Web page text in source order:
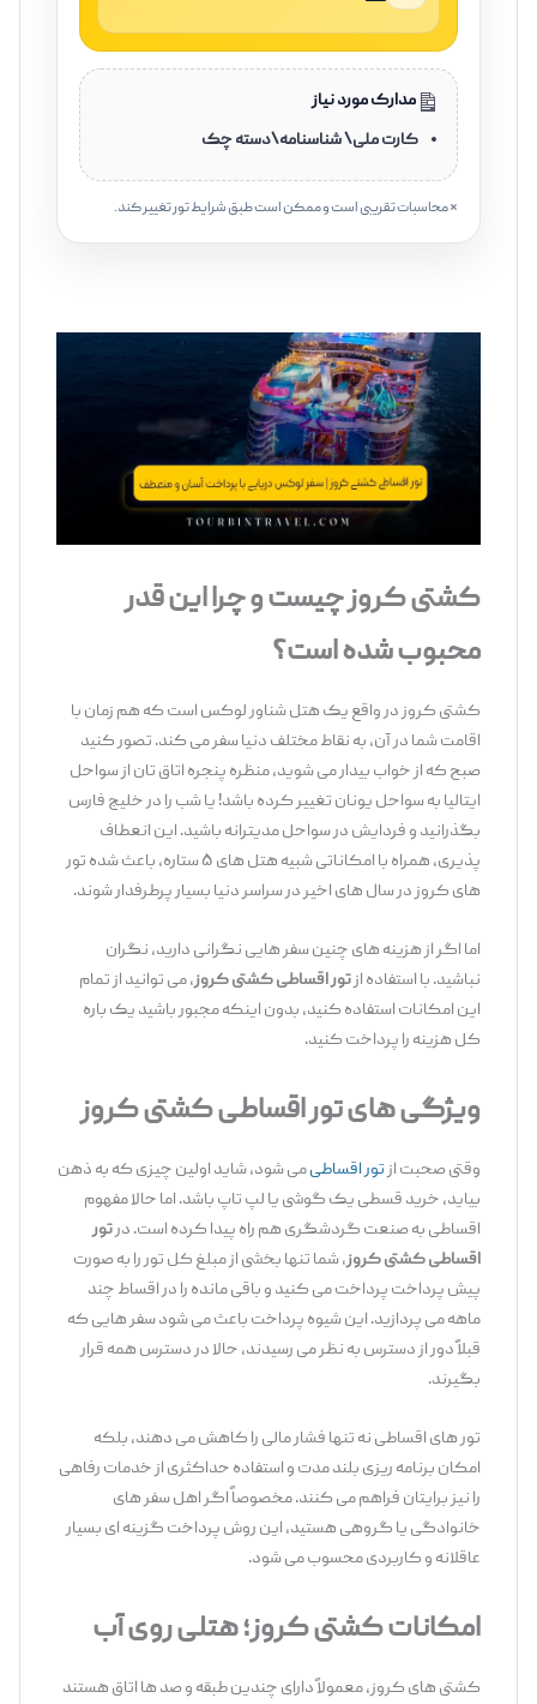
مدارک مورد نیاز
کارت ملی\ شناسنامه\دسته چک
* محاسبات تقریبی است و ممکن است طبق شرایط تور تغییر کند.
کشتی کروز چیست و چرا این‌ قدر
محبوب شده است؟
کشتی کروز در واقع یک هتل شناور لوکس است که هم ‌زمان با
اقامت شما در آن، به نقاط مختلف دنیا سفر می ‌کند. تصور کنید
صبح که از خواب بیدار می‌ شوید، منظره پنجره ‌اتاق ‌تان از سواحل
ایتالیا به سواحل یونان تغییر کرده باشد! یا شب را در خلیج ‌فارس
بگذرانید و فردایش در سواحل مدیترانه باشید. این انعطاف
‌پذیری، همراه با امکاناتی شبیه هتل ‌های ۵ ستاره، باعث شده تور
های کروز در سال‌ های اخیر در سراسر دنیا بسیار پرطرفدار شوند.
اما اگر از هزینه ‌های چنین سفر هایی نگرانی دارید، نگران
نباشید. با استفاده ازتور اقساطی کشتی کروز، می ‌توانید از تمام
این امکانات استفاده کنید، بدون اینکه مجبور باشید یک ‌باره
کل هزینه را پرداخت کنید.
ویژگی های تور اقساطی کشتی کروز
وقتی صحبت ازتور اقساطیمی‌ شود، شاید اولین چیزی که به ذهن
بیاید، خرید قسطی یک گوشی یا لپ ‌تاپ باشد. اما حالا مفهوم
اقساطی به صنعت گردشگری هم راه پیدا کرده است. درتور
اقساطی کشتی کروز، شما تنها بخشی از مبلغ کل تور را به ‌صورت
پیش ‌پرداخت پرداخت می ‌کنید و باقی ‌مانده را در اقساط چند
ماهه می‌ پردازید. این شیوه پرداخت باعث می ‌شود سفر هایی که
قبلاً دور از دسترس به نظر می ‌رسیدند، حالا در دسترس همه قرار
بگیرند.
تور های اقساطی نه ‌تنها فشار مالی را کاهش می ‌دهند، بلکه
امکان برنامه ‌ریزی بلند مدت و استفاده حداکثری از خدمات رفاهی
را نیز برایتان فراهم می ‌کنند. مخصوصاً اگر اهل سفر های
خانوادگی یا گروهی هستید، این روش پرداخت گزینه ‌ای بسیار
عاقلانه و کاربردی محسوب می‌ شود.
امکانات کشتی کروز؛ هتلی روی آب
کشتی‌ های کروز، معمولاً دارای چندین طبقه و صد ها اتاق هستند